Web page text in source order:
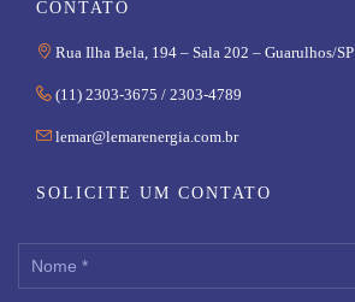
CONTATO
 Rua Ilha Bela, 194 – Sala 202 – Guarulhos/SP
 (11) 2303-3675 / 2303-4789
 lemar@lemarenergia.com.br
SOLICITE UM CONTATO